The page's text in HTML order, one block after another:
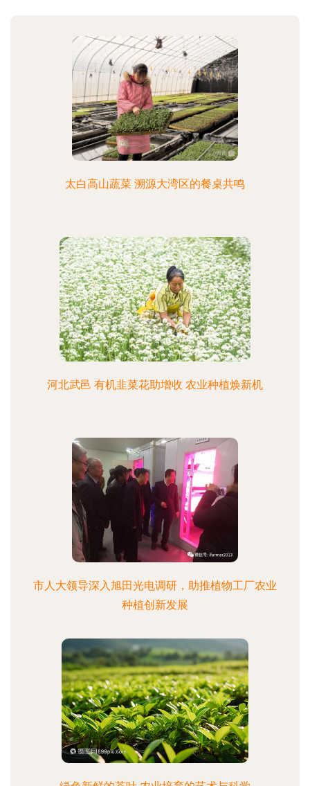
太白高山蔬菜 溯源大湾区的餐桌共鸣
河北武邑 有机韭菜花助增收 农业种植焕新机
市人大领导深入旭田光电调研，助推植物工厂农业
种植创新发展